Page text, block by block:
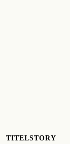
TITELSTORY